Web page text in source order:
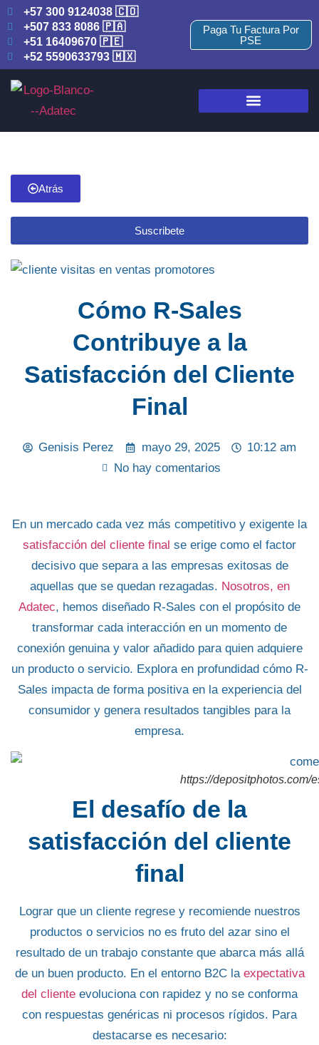
+57 300 9124038 🇨🇴
+507 833 8086 🇵🇦
+51 16409670 🇵🇪
+52 5590633793 🇲🇽
Paga Tu Factura Por
PSE
Atrás
Suscribete
Cómo R-Sales
Contribuye a la
Satisfacción del Cliente
Final
Genisis Perez mayo 29, 2025
10:12 am
No hay comentarios
En un mercado cada vez más competitivo y exigente la
satisfacción del cliente final se erige como el factor
decisivo que separa a las empresas exitosas de
aquellas que se quedan rezagadas. Nosotros, en
Adatec, hemos diseñado R-Sales con el propósito de
transformar cada interacción en un momento de
conexión genuina y valor añadido para quien adquiere
un producto o servicio. Explora en profundidad cómo R-
Sales impacta de forma positiva en la experiencia del
consumidor y genera resultados tangibles para la
empresa.
https://depositphotos.com/
El desafío de la
satisfacción del cliente
final
Lograr que un cliente regrese y recomiende nuestros
productos o servicios no es fruto del azar sino el
resultado de un trabajo constante que abarca más allá
de un buen producto. En el entorno B2Cla expectativa
del cliente evoluciona con rapidez y no se conforma
con respuestas genéricas ni procesos rígidos. Para
destacarse es necesario: